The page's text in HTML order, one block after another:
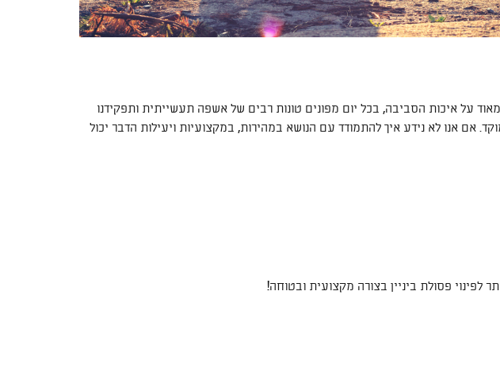
על איכות הסביבה, בכל יום מפונים טונות רבים של אשפה תעשייתית ותפקידנו
אם אנו לא נידע איך להתמודד עם הנושא במהירות, במקצועיות ויעילות הדבר יכול
לפינוי פסולת ביניין בצורה מקצועית ובטוחה!